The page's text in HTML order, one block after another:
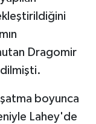
Dragomir
boyunca
Lahey'de